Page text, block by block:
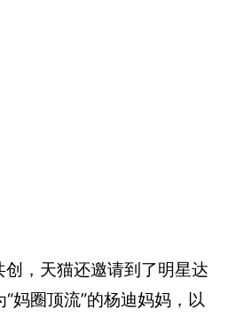
，天猫还邀请到了明星达
妈圈顶流”的杨迪妈妈，以